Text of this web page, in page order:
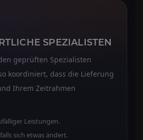
SPEZIALISTEN
geprüften Spezialisten
koordiniert, dass die Lieferung
Ihrem Zeitrahmen
Leistungen.
sich etwas ändert.